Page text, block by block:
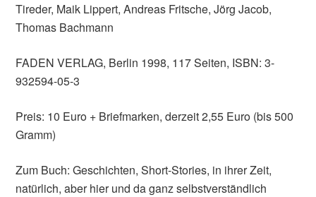
Tireder, Maik Lippert, Andreas Fritsche, Jörg Jacob,
Thomas Bachmann
FADEN VERLAG, Berlin 1998, 117 Seiten, ISBN: 3-
932594-05-3
Preis: 10 Euro + Briefmarken, derzeit 2,55 Euro (bis 500
Gramm)
Zum Buch: Geschichten, Short-Stories, in ihrer Zeit,
natürlich, aber hier und da ganz selbstverständlich